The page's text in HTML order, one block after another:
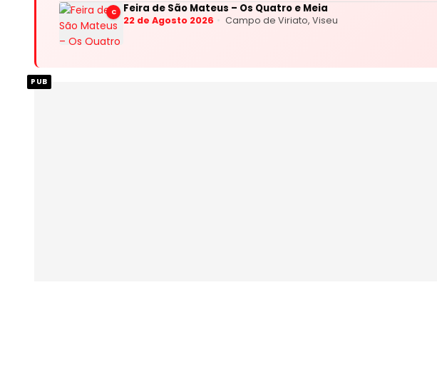
C Feira de São Mateus – Os Quatro e Meia
22 de Agosto 2026 Campo de Viriato, Viseu
PUB